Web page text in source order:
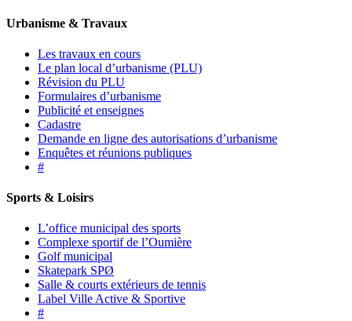
Urbanisme & Travaux
Les travaux en cours
Le plan local d’urbanisme (PLU)
Révision du PLU
Formulaires d’urbanisme
Publicité et enseignes
Cadastre
Demande en ligne des autorisations d’urbanisme
Enquêtes et réunions publiques
#
Sports & Loisirs
L’office municipal des sports
Complexe sportif de l’Oumière
Golf municipal
Skatepark SPØ
Salle & courts extérieurs de tennis
Label Ville Active & Sportive
#